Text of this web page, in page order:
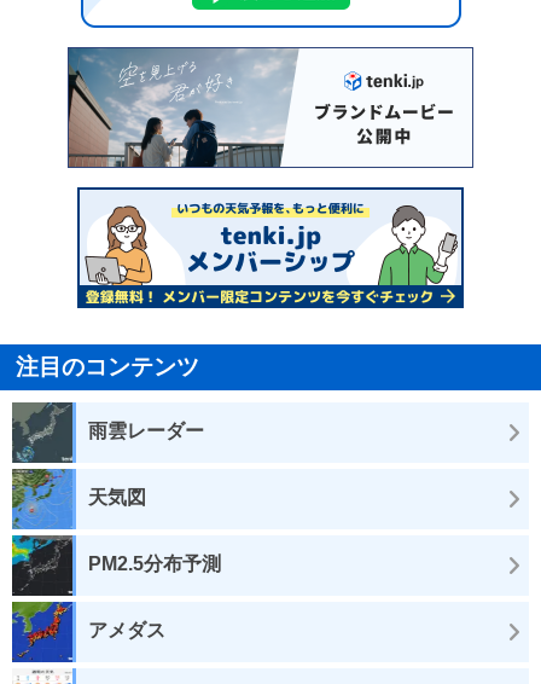
注目のコンテンツ
雨雲レーダー
天気図
PM2.5分布予測
アメダス